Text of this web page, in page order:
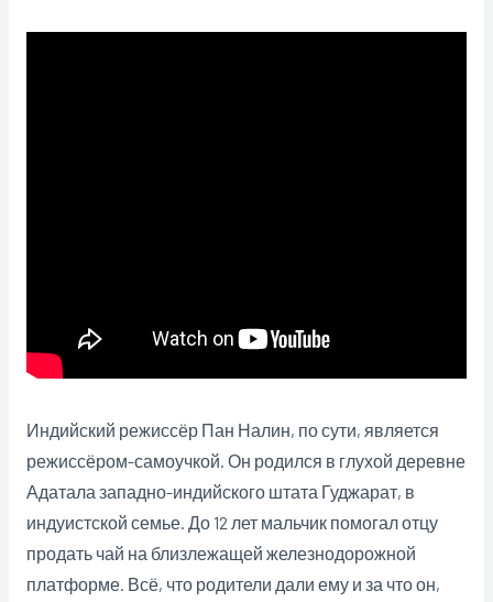
Индийский режиссёр Пан Налин, по сути, является
режиссёром-самоучкой. Он родился в глухой деревне
Адатала западно-индийского штата Гуджарат, в
индуистской семье. До 12 лет мальчик помогал отцу
продать чай на близлежащей железнодорожной
платформе. Всё, что родители дали ему и за что он,